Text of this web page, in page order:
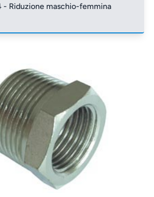
- Riduzione maschio-femmina